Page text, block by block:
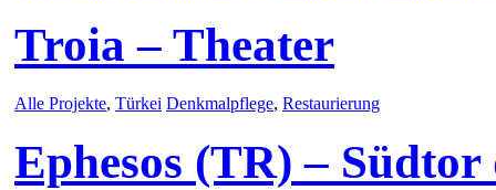
Troia – Theater
Alle Projekte, Türkei Denkmalpflege, Restaurierung
Ephesos (TR) –